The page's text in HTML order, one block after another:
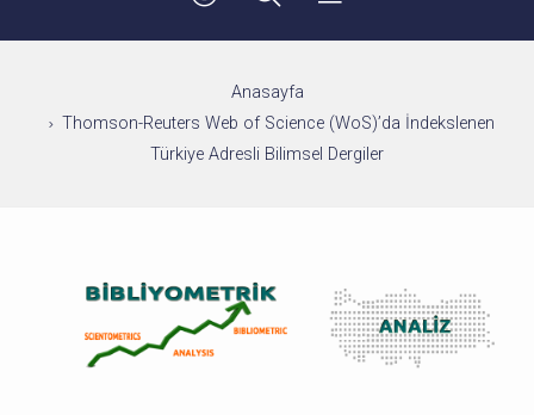
Anasayfa
Thomson-Reuters Web of Science (WoS)’da İndekslenen
Türkiye Adresli Bilimsel Dergiler